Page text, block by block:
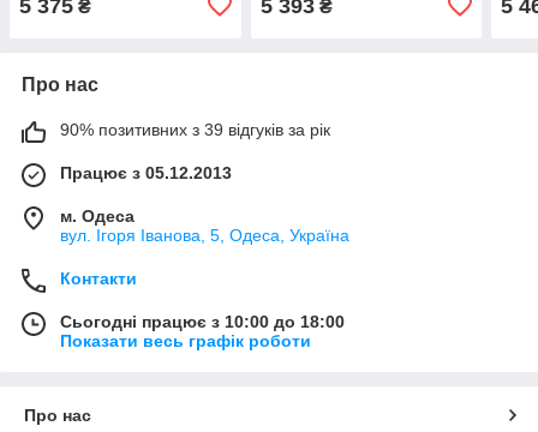
5 375 ₴ 5 393₴ 5
Про нас
90% позитивних з 39 відгуків за рік
Працює з 05.12.2013
м. Одеса
вул. Ігоря Іванова, 5, Одеса, Україна
Контакти
Сьогодні працює з 10:00 до 18:00
Показати весь графік роботи
Про нас